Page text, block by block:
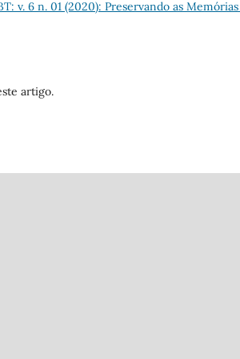
v. 6 n. 01 (2020): Preservando as
artigo.